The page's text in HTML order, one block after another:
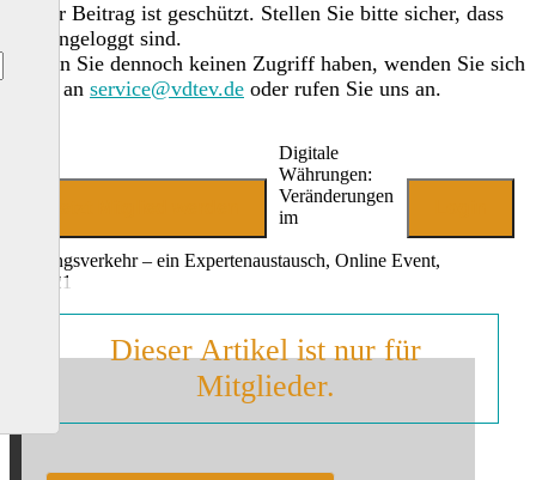
Dieser Beitrag ist geschützt. Stellen Sie bitte sicher, dass
Sie eingeloggt sind.
Sollten Sie dennoch keinen Zugriff haben, wenden Sie sich
gerne an service@vdtev.de oder rufen Sie uns an.
Digitale
Währungen:
Veränderungen
im
Zahlungsverkehr – ein Expertenaustausch, Online Event,
03/2021
Dieser Artikel ist nur für
Mitglieder.